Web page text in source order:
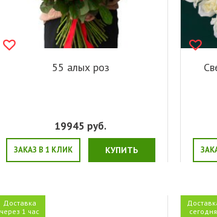
55 алых роз
19945 руб.
ЗАКАЗ В 1 КЛИК КУПИТЬ
Доставка
через 1 час
сегодня